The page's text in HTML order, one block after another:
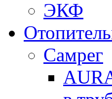
ЭКФ
Самрег